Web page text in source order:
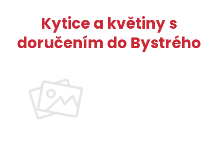
Kytice a květiny s
doručením do Bystrého